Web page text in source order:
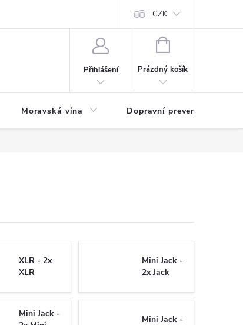
CZK
Přihlášení
NÁKUPNÍ
Prázdný košík
Moravská vína Dopravní prevence
XLR - 2x
XLR
Mini Jack -
2x Jack
Mini Jack -
Mini Jack -